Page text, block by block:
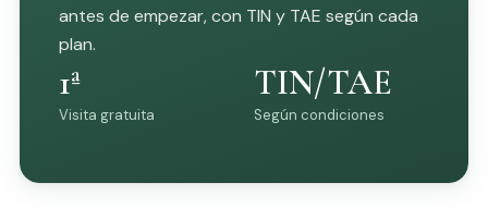
antes de empezar, con TIN y TAE según cada
plan.
1ª
Visita gratuita
TIN/TAE
Según condiciones